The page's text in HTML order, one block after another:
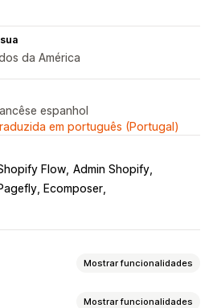
da América
espanhol
em português (Portugal)
Flow Admin Shopify
Ecomposer
Mostrar funcionalidades
Mostrar funcionalidades